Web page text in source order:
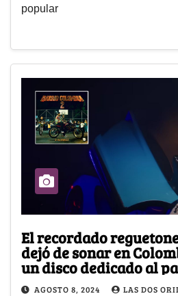
popular
El recordado
dejó de sonar en
un disco dedicado al
AGOSTO 8, 2024 LAS DOS